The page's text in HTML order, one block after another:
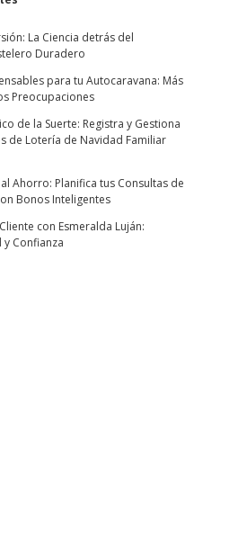
La Ciencia detrás del
Duradero
para tu Autocaravana: Más
Preocupaciones
de la Suerte: Registra y Gestiona
de Lotería de Navidad Familiar
Ahorro: Planifica tus Consultas de
Bonos Inteligentes
con Esmeralda Luján:
y Confianza